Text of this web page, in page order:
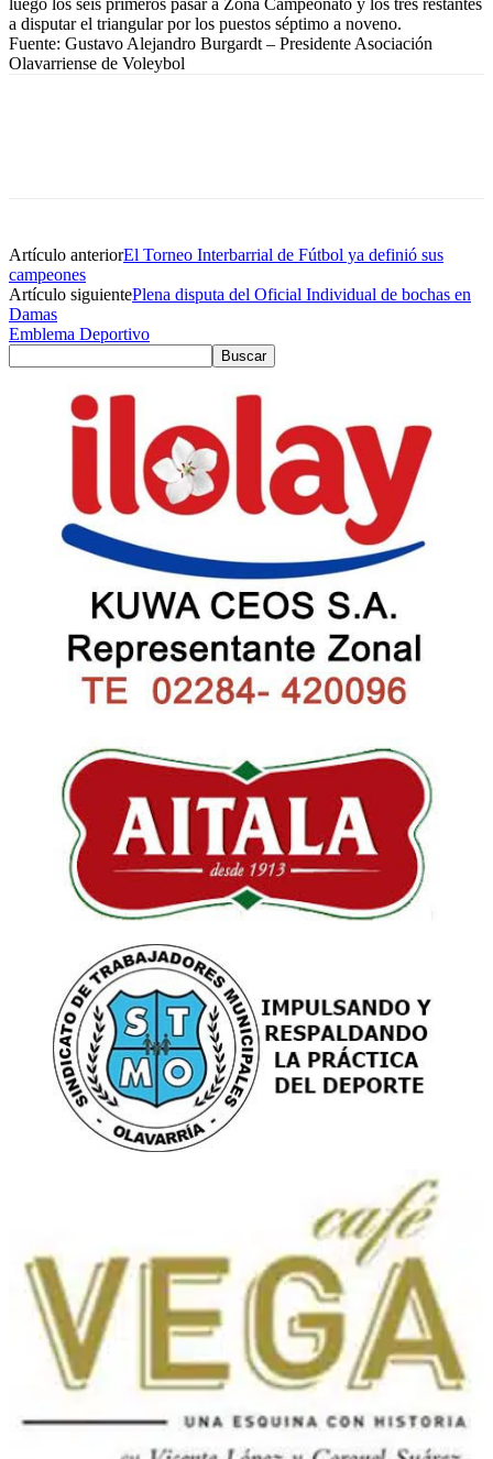
a disputar el triangular por los puestos séptimo a noveno.
Fuente: Gustavo Alejandro Burgardt – Presidente Asociación
Olavarriense de Voleybol
Artículo anteriorEl Torneo Interbarrial de Fútbol ya definió sus
campeones
Artículo siguientePlena disputa del Oficial Individual de bochas en
Damas
Emblema Deportivo